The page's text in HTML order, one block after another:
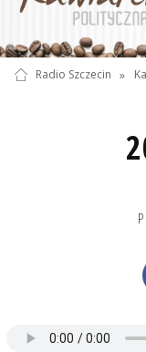
Radio Szczecin »